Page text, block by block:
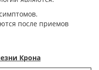
после приемов
Крона